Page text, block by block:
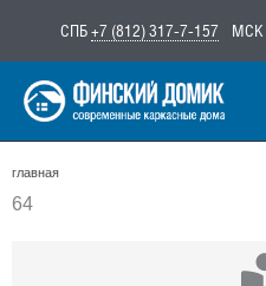
содержимому
СПБ+7 (812) 317-7-157 МСК
главная
64